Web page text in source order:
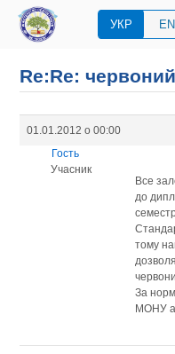
УКР
Re:Re:
01.01.2012 о 00:00
Гость
Учасник
Все
до
тому
За
МОНУ